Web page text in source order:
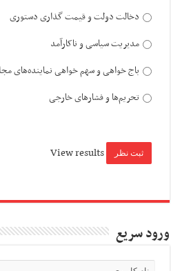
دخالت دولت و قیمت گذاری دستوری
مدیریت سیاسی و ناکارآمد
باج خواهی و سهم خواهی نماینده‌های
تحریم‌ها و فشارهای خارجی
View results
ورود سریع